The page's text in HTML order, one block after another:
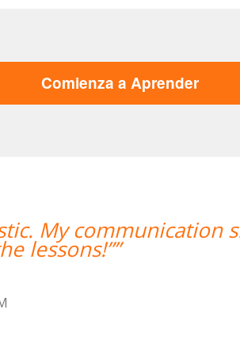
Comienza a Aprender
skills have “”Me